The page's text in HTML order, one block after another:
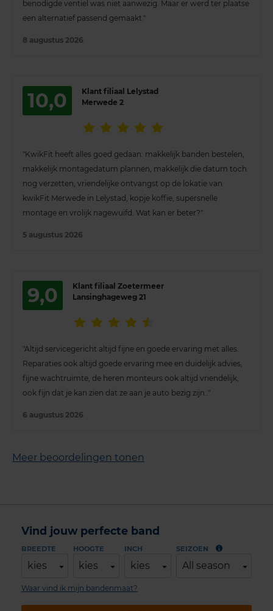
benodigde ventiel was niet aanwezig. Maar er werd ter plaatse
een alternatief passend gemaakt."
8 augustus 2026
10,0
Klant filiaal Lelystad
Merwede 2
"KwikFit heeft alles goed gedaan: makkelijk banden bestelen,
makkelijk montagedatum plannen, makkelijk die datum toch
nog verzetten, vriendelijke ontvangst op de lokatie van
kwikFit Merwede in Lelystad, kopje koffie, supersnelle
montage en vrolijk nagewuifd. Wat kan er beter?"
5 augustus 2026
9,0
Klant filiaal Zoetermeer
Lansinghageweg 21
"Altijd servicegericht altijd fijne en goede ervaring met alles.
Reparaties ook altijd goede ervaring mee en duidelijk advies,
fijne wachtruimte, de heren monteurs ook altijd vriendelijk,
ook fijn dat je kan zien dat ze aan je auto bezig zijn.."
6 augustus 2026
Meer beoordelingen tonen
Vind jouw perfecte band
BREEDTE
kies
HOOGTE
kies
INCH
kies
SEIZOEN
All season
Waar vind ik mijn bandenmaat?